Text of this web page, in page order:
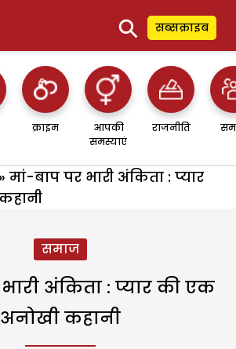
⚲ सब्सक्राइब
क्राइम
आपकी
समस्याएं
राजनीति
» मां-बाप पर भारी अंकिता : प्यार
समाज
अंकिता : प्यार की एक
अनोखी कहानी